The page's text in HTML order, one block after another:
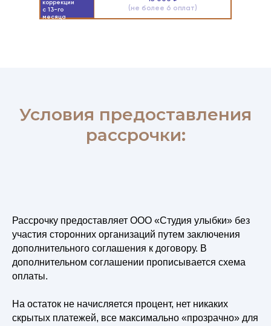
коррекции
с 13-го
месяца
(не более 6 оплат)
Условия предоставления
рассрочки:
Рассрочку предоставляет ООО «Студия улыбки» без
участия сторонних организаций путем заключения
дополнительного соглашения к договору. В
дополнительном соглашении прописывается схема
оплаты.
На остаток не начисляется процент, нет никаких
скрытых платежей, все максимально «прозрачно» для